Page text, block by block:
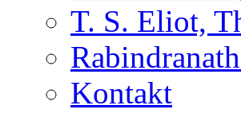
T. S. Eliot,
Kontakt